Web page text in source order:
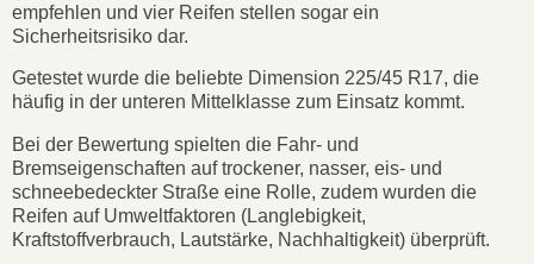
empfehlen und vier Reifen stellen sogar ein
Sicherheitsrisiko dar.
Getestet wurde die beliebte Dimension 225/45 R17, die
häufig in der unteren Mittelklasse zum Einsatz kommt.
Bei der Bewertung spielten die Fahr- und
Bremseigenschaften auf trockener, nasser, eis- und
schneebedeckter Straße eine Rolle, zudem wurden die
Reifen auf Umweltfaktoren (Langlebigkeit,
Kraftstoffverbrauch, Lautstärke, Nachhaltigkeit) überprüft.